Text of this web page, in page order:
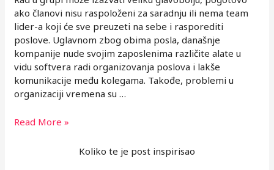
ako članovi nisu raspoloženi za saradnju ili nema team
lider-a koji će sve preuzeti na sebe i rasporediti
poslove. Uglavnom zbog obima posla, današnje
kompanije nude svojim zaposlenima različite alate u
vidu softvera radi organizovanja poslova i lakše
komunikacije među kolegama. Takođe, problemi u
organizaciji vremena su …
Besplatni
Read More »
Koliko te je post inspirisao